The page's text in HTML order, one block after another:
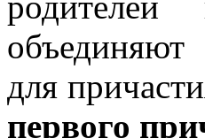
для
первого